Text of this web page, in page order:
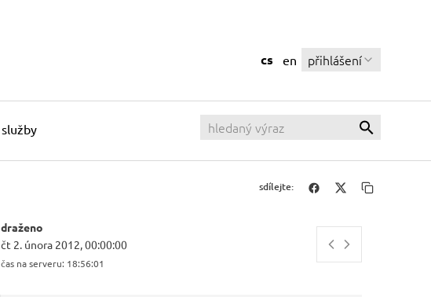
služby
cs en přihlášení
sdílejte:
draženo
čt 2. února 2012, 00:00:00
čas na serveru: 18:56:02